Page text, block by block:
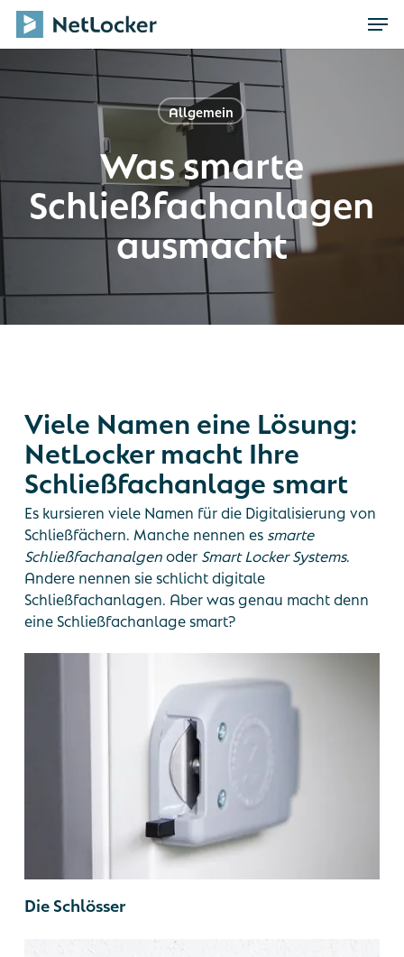
Skip
main
content
Allgemein
Was smarte
Schließfachanlagen
ausmacht
Viele Namen eine Lösung:
NetLocker macht Ihre
Schließfachanlage smart
Es kursieren viele Namen für die Digitalisierung von
Schließfächern. Manche nennen es smarte
Schließfachanalgenoder Smart Locker Systems.
Andere nennen sie schlicht digitale
Schließfachanlagen. Aber was genau macht denn
eine Schließfachanlage smart?
Die Schlösser